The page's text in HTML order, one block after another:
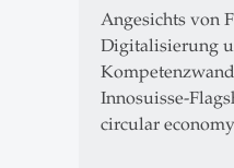
Angesichts von
Digitalisierung
Innosuisse-
circular